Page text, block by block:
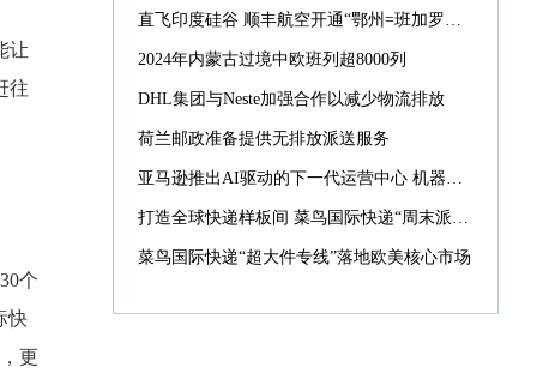
让
往
个
快
更
直飞印度硅谷 顺丰航空开通“鄂州=班加罗尔”国际货运航线
2024年内蒙古过境中欧班列超8000列
DHL集团与Neste加强合作以减少物流排放
荷兰邮政准备提供无排放派送服务
亚马逊推出AI驱动的下一代运营中心 机器人数量激增10倍
打造全球快递样板间 菜鸟国际快递“周末派”“同城配”引入西班牙
菜鸟国际快递“超大件专线”落地欧美核心市场